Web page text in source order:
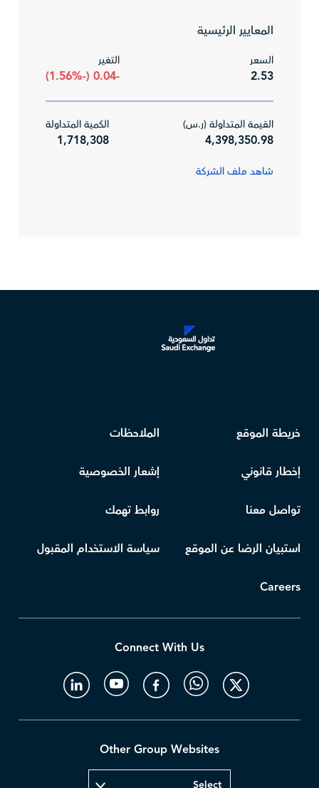
المعايير الرئيسية
السعر
2.53
التغير
-0.04 (-1.56%)
القيمة المتداولة (ر.س)
4,398,350.98
الكمية المتداولة
1,718,308
شاهد ملف الشركة
خريطة الموقع الملاحظات
إخطار قانوني إشعار الخصوصية
تواصل معنا روابط تهمك
استبيان الرضا عن الموقع سياسة الاستخدام المقبول
Careers
Connect With Us
Other Group Websites